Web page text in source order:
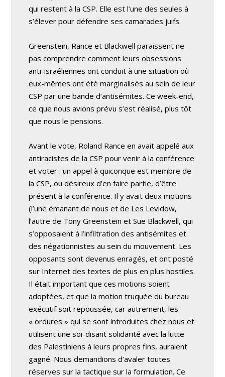
qui restent à la CSP. Elle est l’une des seules à
s’élever pour défendre ses camarades juifs.
Greenstein, Rance et Blackwell paraissent ne
pas comprendre comment leurs obsessions
anti-israéliennes ont conduit à une situation où
eux-mêmes ont été marginalisés au sein de leur
CSP par une bande d’antisémites. Ce week-end,
ce que nous avions prévu s’est réalisé, plus tôt
que nous le pensions.
Avant le vote, Roland Rance en avait appelé aux
antiracistes de la CSP pour venir à la conférence
et voter : un appel à quiconque est membre de
la CSP, ou désireux d’en faire partie, d’être
présent à la conférence. Il y avait deux motions
(l’une émanant de nous et de Les Levidow,
l’autre de Tony Greenstein et Sue Blackwell, qui
s’opposaient à l’infiltration des antisémites et
des négationnistes au sein du mouvement. Les
opposants sont devenus enragés, et ont posté
sur Internet des textes de plus en plus hostiles.
Il était important que ces motions soient
adoptées, et que la motion truquée du bureau
exécutif soit repoussée, car autrement, les
« ordures » qui se sont introduites chez nous et
utilisent une soi-disant solidarité avec la lutte
des Palestiniens à leurs propres fins, auraient
gagné. Nous demandions d’avaler toutes
réserves sur la tactique sur la formulation. Ce